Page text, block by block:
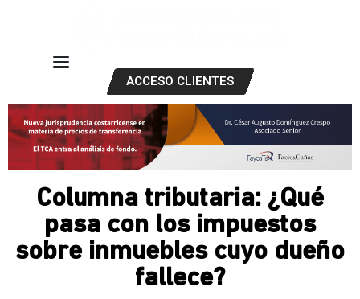
ACCESO CLIENTES
Columna tributaria: ¿Qué
pasa con los impuestos
sobre inmuebles cuyo dueño
fallece?